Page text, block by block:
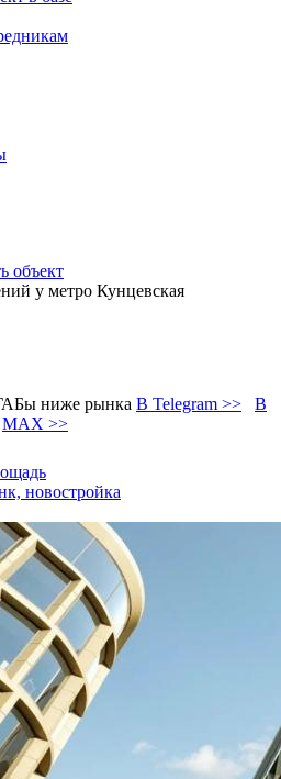
объект
у метро Кунцевская
ниже рынка В Telegram >>
В
MAX >>
новостройка